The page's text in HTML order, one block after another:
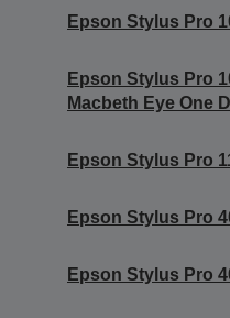
Epson Stylus Pro
Epson Stylus Pro
Macbeth Eye One
Epson Stylus Pro
Epson Stylus Pro
Epson Stylus Pro